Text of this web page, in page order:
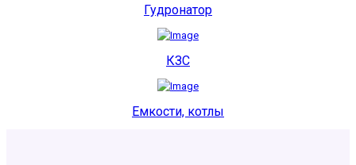
Гудронатор
КЗС
Емкости, котлы